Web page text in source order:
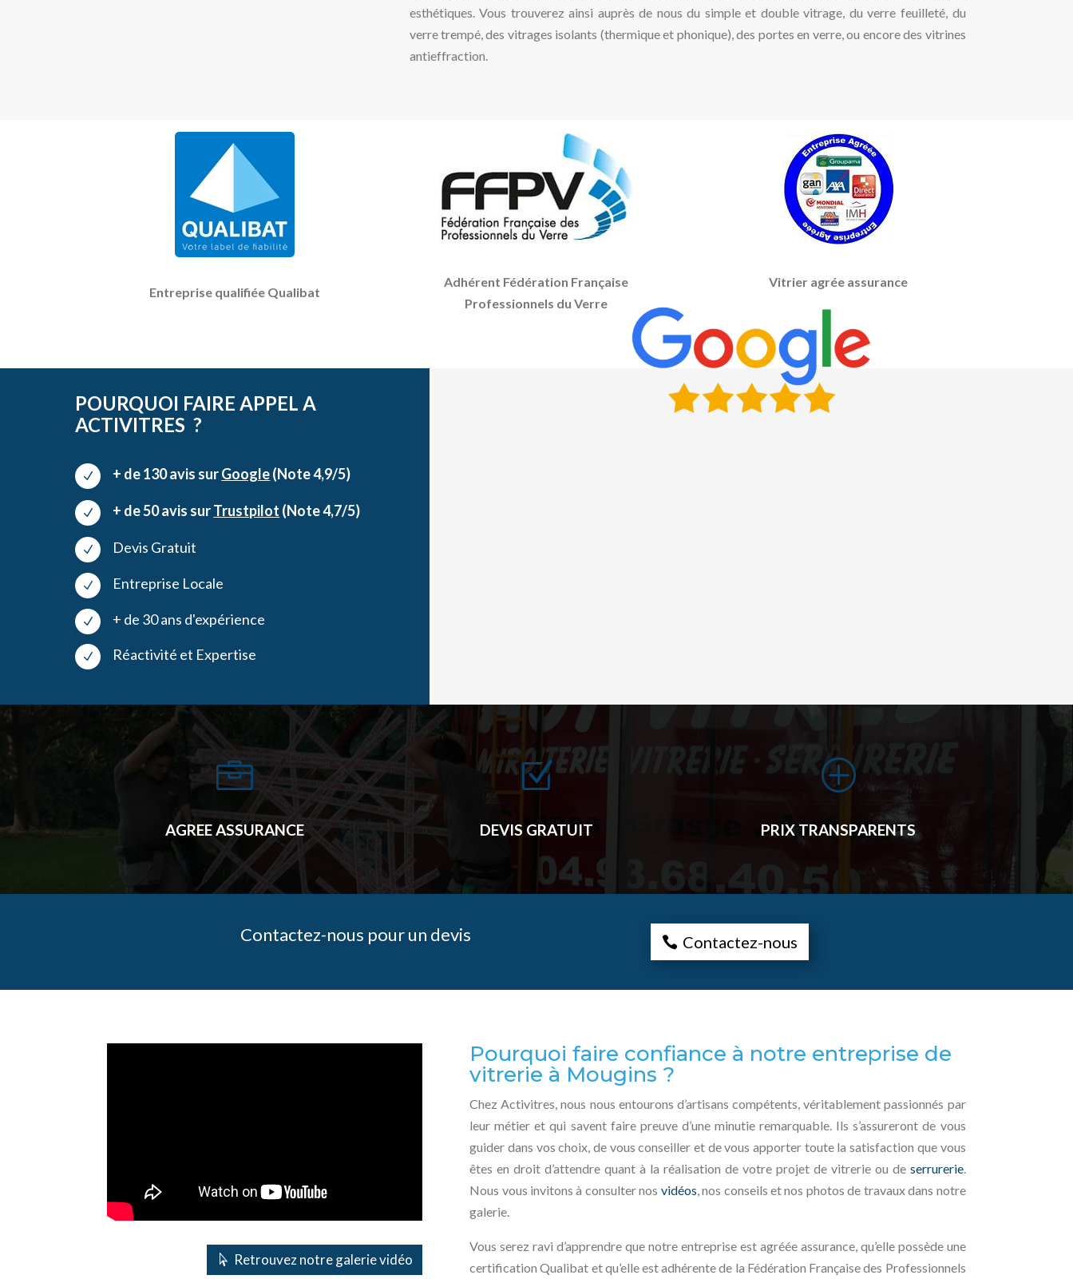
esthétiques. Vous trouverez ainsi auprès de nous du simple et double vitrage, du verre feuilleté, du
verre trempé, des vitrages isolants (thermique et phonique), des portes en verre, ou encore des vitrines
antieffraction.
Entreprise qualifiée Qualibat
Adhérent Fédération Française
Professionnels du Verre
Vitrier agrée assurance
POURQUOI FAIRE APPEL A
ACTIVITRES ?
N + de 130 avis surGoogle(Note 4,9/5)
N + de 50 avis surTrustpilot (Note 4,7/5)
N Devis Gratuit
N Entreprise Locale
N + de 30 ans d'expérience
N Réactivité et Expertise

AGREE ASSURANCE
Z
DEVIS GRATUIT
P
PRIX TRANSPARENTS
Contactez-nous pour un devis Contactez-nous
Retrouvez notre galerie vidéo
Pourquoi faire confiance à notre entreprise de
vitrerie à Mougins ?
Chez Activitres, nous nous entourons d’artisans compétents, véritablement passionnés par
leur métier et qui savent faire preuve d’une minutie remarquable. Ils s’assureront de vous
guider dans vos choix, de vous conseiller et de vous apporter toute la satisfaction que vous
êtes en droit d’attendre quant à la réalisation de votre projet de vitrerie ou de serrurerie.
Nous vous invitons à consulter nos vidéos, nos conseils et nos photos de travaux dans notre
galerie.
Vous serez ravi d’apprendre que notre entreprise est agréée assurance, qu’elle possède une
certification Qualibat et qu’elle est adhérente de la Fédération Française des Professionnels